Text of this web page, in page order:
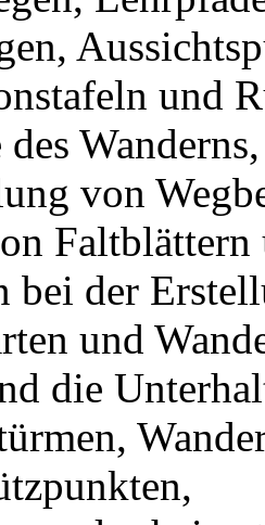
und
Wanderns,
von
Faltblättern
der
und
die